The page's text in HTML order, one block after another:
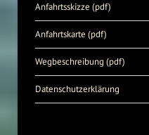
Anfahrtsskizze (pdf)
Anfahrtskarte (pdf)
Wegbeschreibung (pdf)
Datenschutzerklärung